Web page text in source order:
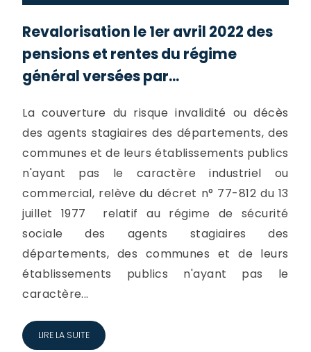
Revalorisation le 1er avril 2022 des
pensions et rentes du régime
général versées par...
La couverture du risque invalidité ou décès
des agents stagiaires des départements, des
communes et de leurs établissements publics
n'ayant pas le caractère industriel ou
commercial, relève du décret n° 77-812 du 13
juillet 1977 relatif au régime de sécurité
sociale des agents stagiaires des
départements, des communes et de leurs
établissements publics n'ayant pas le
caractère...
LIRE LA SUITE